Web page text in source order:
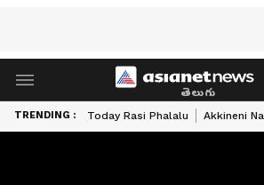
తెలుగు
TRENDING : Today Rasi Phalalu Akkineni